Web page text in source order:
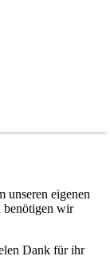
unseren eigenen
benötigen wir
Dank für ihr